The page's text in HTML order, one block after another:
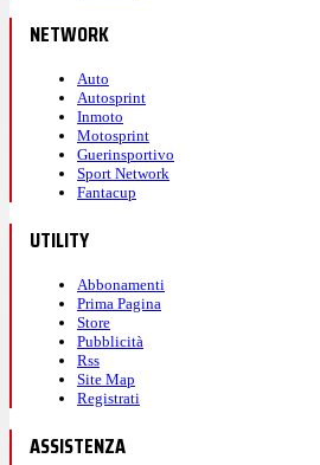
NETWORK
Auto
Autosprint
Inmoto
Motosprint
Guerinsportivo
Sport Network
Fantacup
UTILITY
Abbonamenti
Prima Pagina
Store
Pubblicità
Rss
Site Map
Registrati
ASSISTENZA